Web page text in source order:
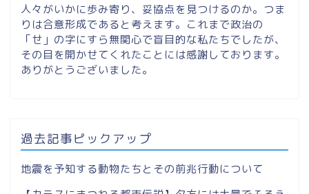
人々がいかに歩み寄り、妥協点を見つけるのか。つま
りは合意形成であると考えます。これまで政治の
「せ」の字にすら無関心で盲目的な私たちでしたが、
その目を開かせてくれたことには感謝しております。
ありがとうございました。
過去記事ピックアップ
地震を予知する動物たちとその前兆行動について